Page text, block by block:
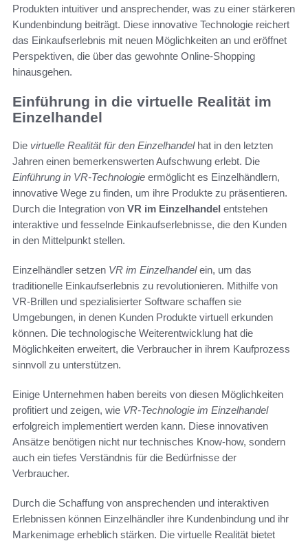
Produkten intuitiver und ansprechender, was zu einer stärkeren
Kundenbindung beiträgt. Diese innovative Technologie reichert
das Einkaufserlebnis mit neuen Möglichkeiten an und eröffnet
Perspektiven, die über das gewohnte Online-Shopping
hinausgehen.
Einführung in die virtuelle Realität im
Einzelhandel
Die virtuelle Realität für den Einzelhandelhat in den letzten
Jahren einen bemerkenswerten Aufschwung erlebt. Die
Einführung in VR-Technologie ermöglicht es Einzelhändlern,
innovative Wege zu finden, um ihre Produkte zu präsentieren.
Durch die Integration von VR im Einzelhandel entstehen
interaktive und fesselnde Einkaufserlebnisse, die den Kunden
in den Mittelpunkt stellen.
Einzelhändler setzen VR im Einzelhandelein, um das
traditionelle Einkaufserlebnis zu revolutionieren. Mithilfe von
VR-Brillen und spezialisierter Software schaffen sie
Umgebungen, in denen Kunden Produkte virtuell erkunden
können. Die technologische Weiterentwicklung hat die
Möglichkeiten erweitert, die Verbraucher in ihrem Kaufprozess
sinnvoll zu unterstützen.
Einige Unternehmen haben bereits von diesen Möglichkeiten
profitiert und zeigen, wie VR-Technologie im Einzelhandel
erfolgreich implementiert werden kann. Diese innovativen
Ansätze benötigen nicht nur technisches Know-how, sondern
auch ein tiefes Verständnis für die Bedürfnisse der
Verbraucher.
Durch die Schaffung von ansprechenden und interaktiven
Erlebnissen können Einzelhändler ihre Kundenbindung und ihr
Markenimage erheblich stärken. Die virtuelle Realität bietet